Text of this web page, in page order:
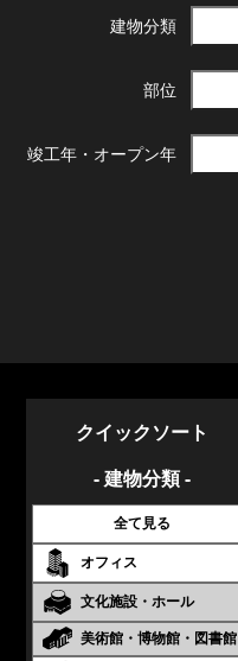
建物分類
部位
竣工年・ オープン年
クイックソート
- 建物分類 -
全て見る
オフィス
文化施設・ホール
美術館・博物館・図書館